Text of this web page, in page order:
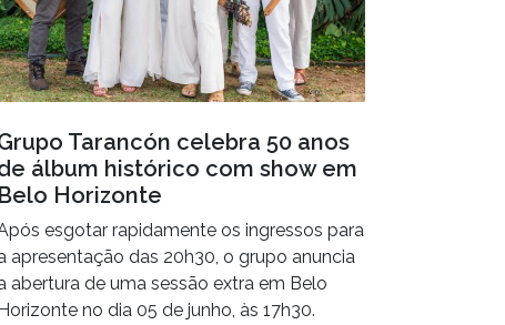
Tarancón celebra 50 anos
álbum histórico com show em
Belo Horizonte
esgotar rapidamente os ingressos para
apresentação das 20h30, o grupo anuncia
abertura de uma sessão extra em Belo
Horizonte no dia 05 de junho, às 17h30.